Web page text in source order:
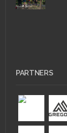
PARTNERS